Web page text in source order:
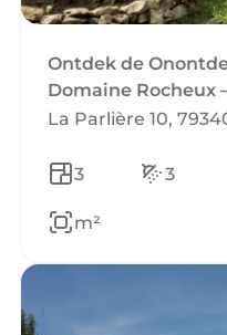
Ontdek de
Domaine Rocheux
Vakantieverblijven
La Parlière 10,
3 3
m²